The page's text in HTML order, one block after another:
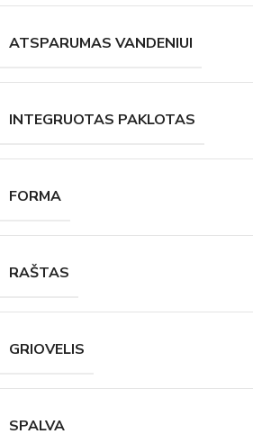
ATSPARUMAS VANDENIUI
INTEGRUOTAS PAKLOTAS
FORMA
RAŠTAS
GRIOVELIS
SPALVA